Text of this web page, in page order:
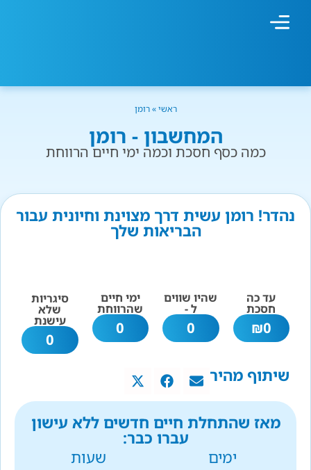
ראשי»רומן
המחשבון - רומן
כמה כסף חסכת וכמה ימי חיים הרווחת
נהדר! רומן עשית דרך מצוינת וחיונית עבור
הבריאות שלך
עד כה
חסכת
0
₪
שהיו שווים
ל -
0
ימי חיים
שהרווחת
0
סיגריות
שלא
עישנת
0
שיתוף מהיר
מאז שהתחלת חיים חדשים ללא עישון
עברו כבר:
ימים
שעות